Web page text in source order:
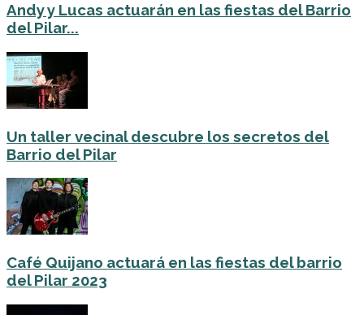
Andy y Lucas actuarán en las fiestas del Barrio
del Pilar...
Un taller vecinal descubre los secretos del
Barrio del Pilar
Café Quijano actuará en las fiestas del barrio
del Pilar 2023